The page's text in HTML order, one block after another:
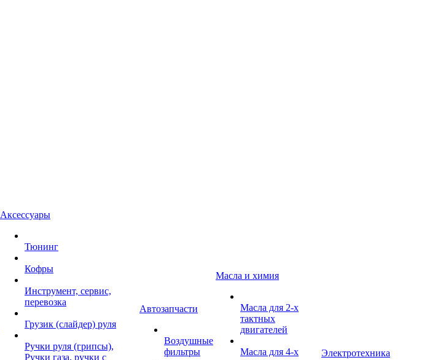
Аксессуары
Тюнинг
Кофры
Инструмент, сервис,
перевозка
Грузик (слайдер) руля
Ручки руля (грипсы),
Ручки газа, ручки с
Автозапчасти
Воздушные
фильтры
Масла и химия
Масла для 2-х
тактных
двигателей
Масла для 4-х
Электротехника